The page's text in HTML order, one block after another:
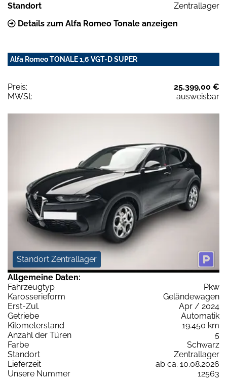
Standort
Zentrallager
Details zum Alfa Romeo Tonale anzeigen
Alfa Romeo TONALE 1,6 VGT-D SUPER
Preis:
25.399,00 €
MWSt:
ausweisbar
Standort Zentrallager
Allgemeine Daten:
Fahrzeugtyp
Pkw
Karosserieform
Geländewagen
Erst-Zul.
Apr / 2024
Getriebe
Automatik
Kilometerstand
19.450 km
Anzahl der Türen
5
Farbe
Schwarz
Standort
Zentrallager
Lieferzeit
ab ca. 10.08.2026
Unsere Nummer
12563